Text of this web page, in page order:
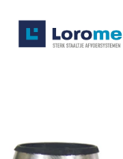
Projecten